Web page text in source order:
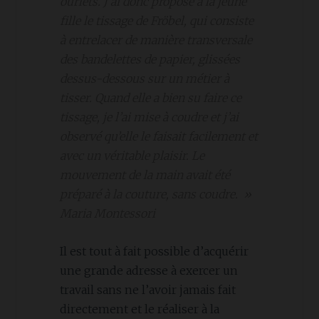
Il est tout à fait possible d’acquérir
une grande adresse à exercer un
travail sans ne l’avoir jamais fait
directement et le réaliser à la